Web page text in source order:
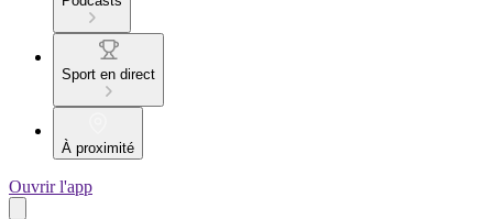
Sport en direct
À proximité
Ouvrir l'app